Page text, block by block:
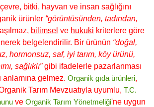
bitki, hayvan ve insan sağlığını
ürünler “görüntüsünden, tadından,
bilimsel ve hukuki kriterlere göre
belgelendirilir. Bir ürünün “doğal,
hormonsuz, saf, iyi tarım, köy ürünü,
sağlıklı”gibi ifadelerle pazarlanması
gelmez. Organik gıda ürünleri,
Tarım Mevzuatıyla uyumlu, T.C.
ve Organik Tarım Yönetmeliği'ne uygun